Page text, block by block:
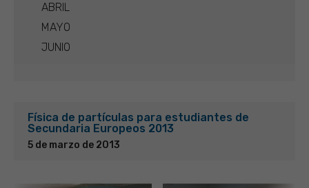
ABRIL
MAYO
JUNIO
Física de partículas para estudiantes de
Secundaria Europeos 2013
5 de marzo de 2013